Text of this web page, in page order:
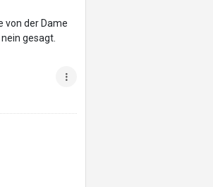
von der Dame
gesagt.